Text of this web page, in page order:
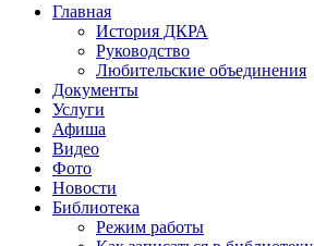
Главная
История ДКРА
Руководство
Любительские объединения
Документы
Услуги
Афиша
Видео
Фото
Новости
Библиотека
Режим работы